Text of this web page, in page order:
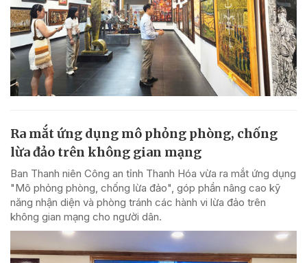
Ra mắt ứng dụng mô phỏng phòng, chống
lừa đảo trên không gian mạng
Ban Thanh niên Công an tỉnh Thanh Hóa vừa ra mắt ứng dụng
"Mô phỏng phòng, chống lừa đảo", góp phần nâng cao kỹ
năng nhận diện và phòng tránh các hành vi lừa đảo trên
không gian mạng cho người dân.